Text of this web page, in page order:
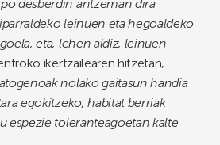
desberdin antzeman dira
leinuen eta hegoaldeko
eta, lehen aldiz, leinuen
ikertzailearen hitzetan,
nolako gaitasun handia
egokitzeko, habitat berriak
espezie toleranteagoetan kalte